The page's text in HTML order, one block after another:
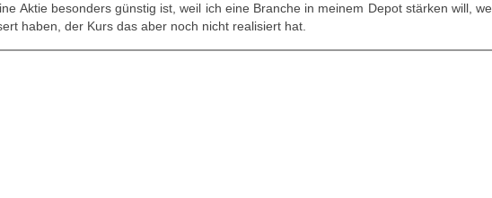
Aktie besonders günstig ist, weil ich eine Branche in meinem Depot stärken will,
haben, der Kurs das aber noch nicht realisiert hat.